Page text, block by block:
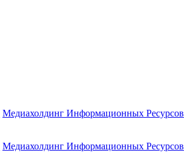
Медиахолдинг Информационных Ресурсов
Медиахолдинг Информационных Ресурсов